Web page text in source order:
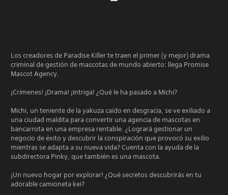
Los creadores de Paradise Killer te traen el primer (y mejor) drama
criminal de gestión de mascotas de mundo abierto: llega Promise
Mascot Agency.
¡Crímenes! ¡Drama! ¡Intriga! ¿Qué le ha pasado a Michi?
Michi, un teniente de la yakuza caído en desgracia, se ve exiliado a
una ciudad maldita para convertir una agencia de mascotas en
bancarrota en una empresa rentable. ¿Logrará gestionar un
negocio de éxito y descubrir la conspiración que provocó su exilio
mientras se adapta a su nueva vida? Cuenta con la ayuda de la
subdirectora Pinky, que también es una mascota.
¡Un nuevo hogar por explorar! ¿Qué secretos descubrirás en tu
adorable camioneta kei?